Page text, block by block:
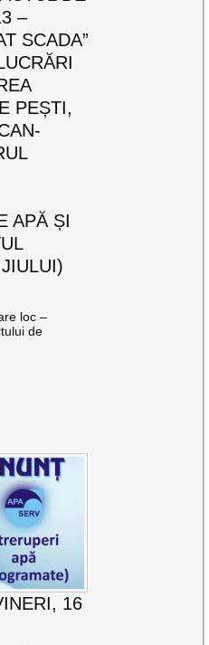
–
SCADA”
PEȘTI,
APĂ ȘI
loc –
de
16